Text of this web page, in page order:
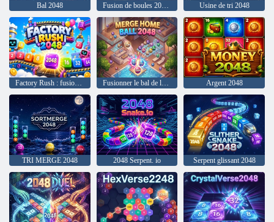
Bal 2048 Fusion de boules 2048 : énigme Usine de tri 2048
Factory Rush : fusion 2048 Fusionner le bal de la maison 2048 Argent 2048
TRI MERGE 2048 2048 Serpent. io Serpent glissant 2048